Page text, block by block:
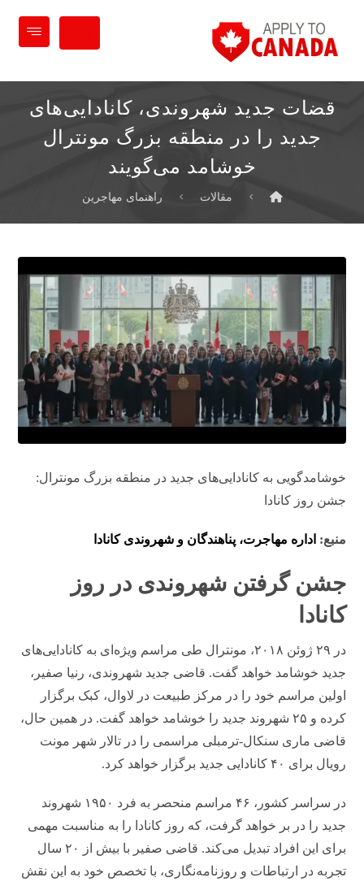
قضات جدید شهروندی، کانادایی‌های
جدید را در منطقه بزرگ مونترال
خوشامد می‌گویند
مقالات راهنمای مهاجرین
خوشامدگویی به کانادایی‌های جدید در منطقه بزرگ مونترال:
جشن روز کانادا
منبع: اداره مهاجرت، پناهندگان و شهروندی کانادا
جشن گرفتن شهروندی در روز
کانادا
در ۲۹ ژوئن ۲۰۱۸، مونترال طی مراسم ویژه‌ای به کانادایی‌های
جدید خوشامد خواهد گفت. قاضی جدید شهروندی، رنیا صفیر،
اولین مراسم خود را در مرکز طبیعت در لاوال، کبک برگزار
کرده و ۲۵ شهروند جدید را خوشامد خواهد گفت. در همین حال،
قاضی ماری سنکال-ترمبلی مراسمی را در تالار شهر مونت
رویال برای ۴۰ کانادایی جدید برگزار خواهد کرد.
در سراسر کشور، ۴۶ مراسم منحصر به فرد ۱۹۵۰ شهروند
جدید را در بر خواهد گرفت، که روز کانادا را به مناسبت مهمی
برای این افراد تبدیل می‌کند. قاضی صفیر با بیش از ۲۰ سال
تجربه در ارتباطات و روزنامه‌نگاری، با تخصص خود به این نقش